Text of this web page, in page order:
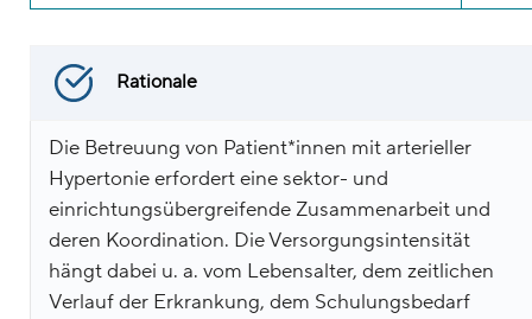
Rationale
Die Betreuung von Patient*innen mit arterieller
Hypertonie erfordert eine sektor- und
einrichtungsübergreifende Zusammenarbeit und
deren Koordination. Die Versorgungsintensität
hängt dabei u. a. vom Lebensalter, dem zeitlichen
Verlauf der Erkrankung, dem Schulungsbedarf